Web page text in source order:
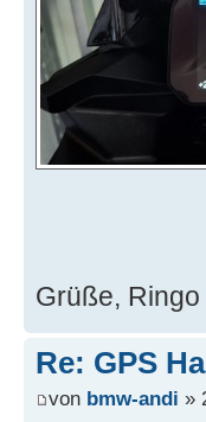
Grüße, Ringo
Re: GPS
von bmw-andi »